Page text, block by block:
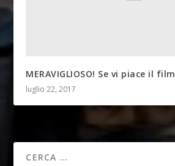
MERAVIGLIOSO! Se vi piace il film
luglio 22, 2017